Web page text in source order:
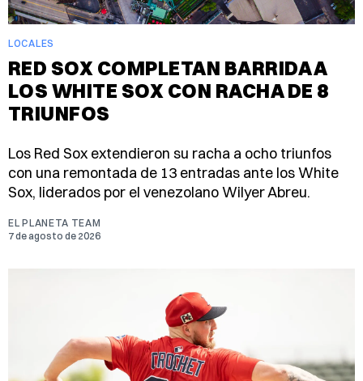
LOCALES
RED SOX COMPLETAN BARRIDA A
LOS WHITE SOX CON RACHA DE 8
TRIUNFOS
Los Red Sox extendieron su racha a ocho triunfos
con una remontada de 13 entradas ante los White
Sox, liderados por el venezolano Wilyer Abreu.
EL PLANETA TEAM
7 de agosto de 2026